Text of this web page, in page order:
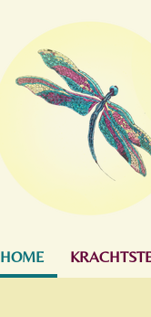
HOME